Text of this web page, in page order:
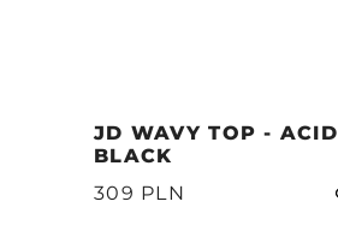
JD WAVY TOP - ACID
BLACK
309 PLN
Poprzedni